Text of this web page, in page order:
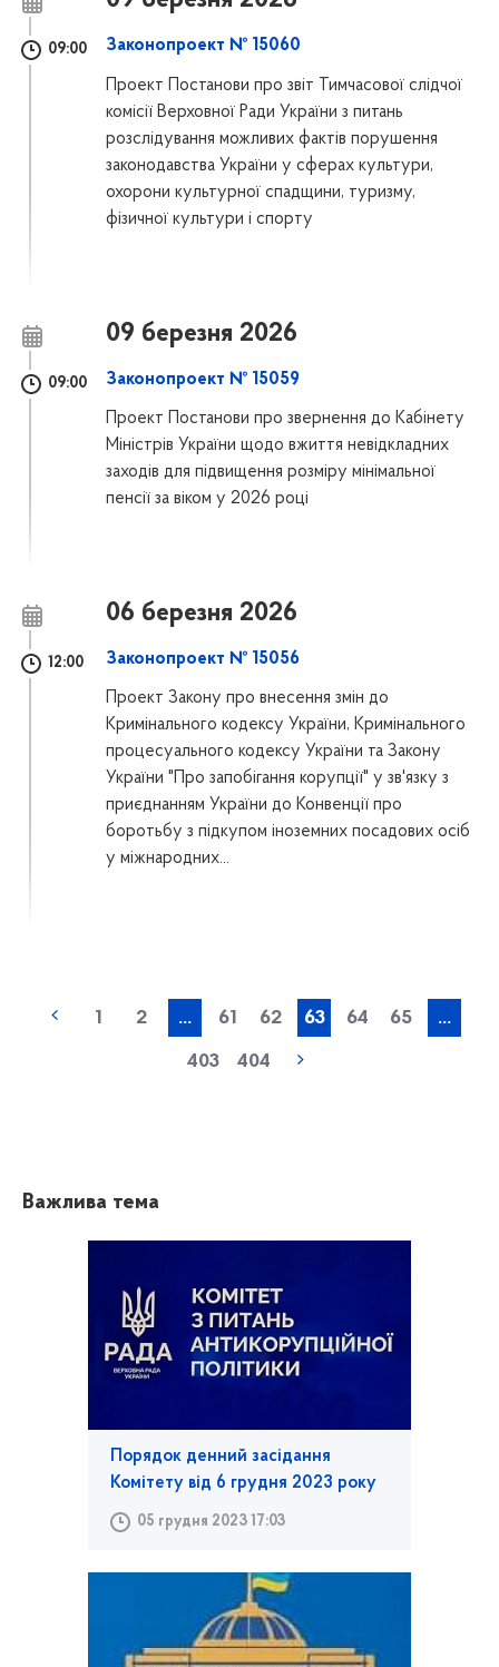
09:00 Законопроект № 15060
Проект Постанови про звіт Тимчасової слідчої
комісії Верховної Ради України з питань
розслідування можливих фактів порушення
законодавства України у сферах культури,
охорони культурної спадщини, туризму,
фізичної культури і спорту
09 березня 2026
09:00 Законопроект № 15059
Проект Постанови про звернення до Кабінету
Міністрів України щодо вжиття невідкладних
заходів для підвищення розміру мінімальної
пенсії за віком у 2026 році
06 березня 2026
12:00 Законопроект № 15056
Проект Закону про внесення змін до
Кримінального кодексу України, Кримінального
процесуального кодексу України та Закону
України "Про запобігання корупції" у зв'язку з
приєднанням України до Конвенції про
боротьбу з підкупом іноземних посадових осіб
у міжнародних...
1 2 ... 61 62 63 64 65 ...
403 404
Важлива тема
Порядок денний засідання
Комітету від 6 грудня 2023 року
05 грудня 2023 17:03